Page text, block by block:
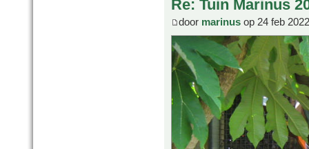
Re: Tuin Marinus
door marinus op 24 feb